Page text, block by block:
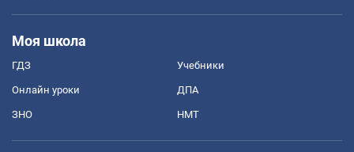
Моя школа
ГДЗ Учебники
Онлайн уроки ДПА
ЗНО НМТ